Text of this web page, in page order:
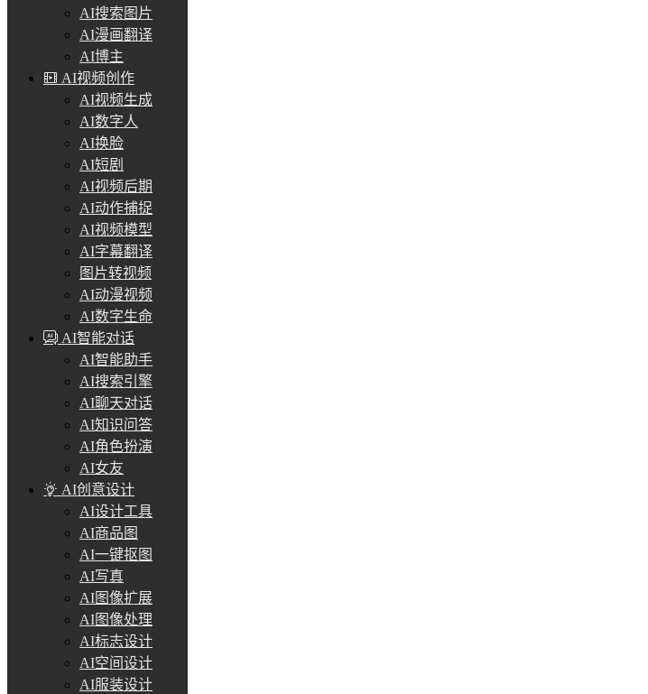
AI搜索图片
AI漫画翻译
AI博主
AI视频创作
AI视频生成
AI数字人
AI换脸
AI短剧
AI视频后期
AI动作捕捉
AI视频模型
AI字幕翻译
图片转视频
AI动漫视频
AI数字生命
AI智能对话
AI智能助手
AI搜索引擎
AI聊天对话
AI知识问答
AI角色扮演
AI女友
AI创意设计
AI设计工具
AI商品图
AI一键抠图
AI写真
AI图像扩展
AI图像处理
AI标志设计
AI空间设计
AI服装设计